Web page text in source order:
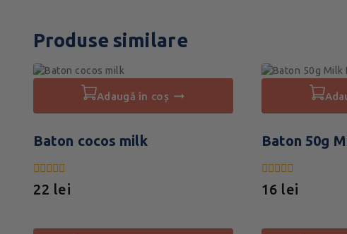
Produse similare
adaugă în coș
Baton cocos milk
0
din
22 lei
Baton 50g
0
din
16 lei